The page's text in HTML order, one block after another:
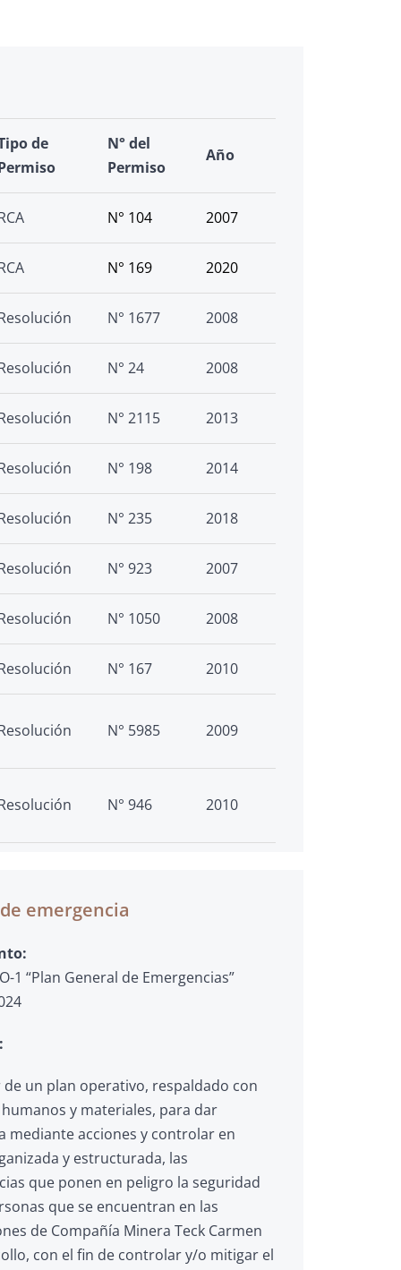
de
N° del
Permiso
Año
N° 104 2007
N° 169 2020
N° 1677 2008
N° 24 2008
N° 2115 2013
N° 198 2014
N° 235 2018
N° 923 2007
N° 1050 2008
N° 167 2010
N° 5985 2009
N° 946 2010
emergencia
1 “Plan General de Emergencias”
un plan operativo, respaldado con
y materiales, para dar
mediante acciones y controlar en
y estructurada, las
que ponen en peligro la seguridad
que se encuentran en las
de Compañía Minera Teck Carmen
con el fin de controlar y/o mitigar el